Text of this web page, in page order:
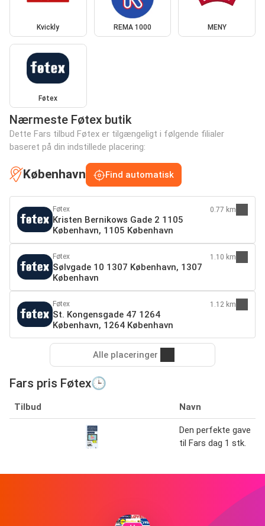
Kvickly REMA 1000 MENY
Føtex
Nærmeste Føtex butik
Dette Fars tilbud Føtex er tilgængeligt i følgende filialer
baseret på din indstillede placering:
København Find automatisk
Føtex
Kristen Bernikows Gade 2 1105
København, 1105 København
0.77 km
Føtex
Sølvgade 10 1307 København, 1307
København
1.10 km
Føtex
St. Kongensgade 47 1264
København, 1264 København
1.12 km
Alle placeringer
Fars pris Føtex🕒
Tilbud Navn
Den perfekte gave
til Fars dag 1 stk.